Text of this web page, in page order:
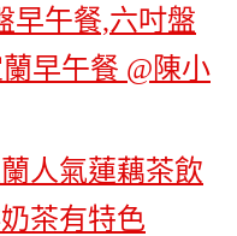
人氣蓮藕茶飲
茶有特色